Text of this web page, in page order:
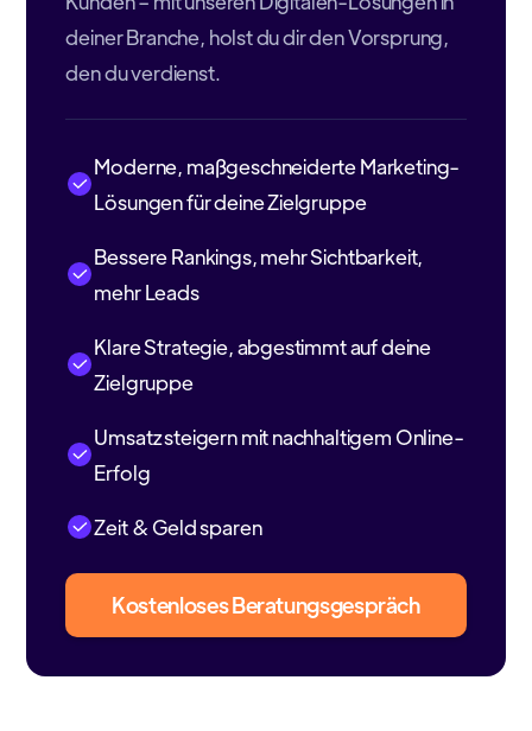
deiner Branche, holst du dir den Vorsprung,
den du verdienst.
Moderne, maßgeschneiderte Marketing-
Lösungen für deine Zielgruppe
Bessere Rankings, mehr Sichtbarkeit,
mehr Leads
Klare Strategie, abgestimmt auf deine
Zielgruppe
Umsatz steigern mit nachhaltigem Online-
Erfolg
Zeit & Geld sparen
Kostenloses Beratungsgespräch